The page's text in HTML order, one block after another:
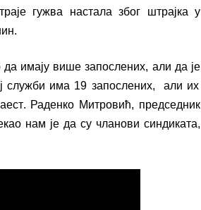
гужва настала због штрајка у
имају више запослених, али да је
служби има 19 запослених, али их
. Раденко Митровић, председник
нам је да су чланови синдиката,